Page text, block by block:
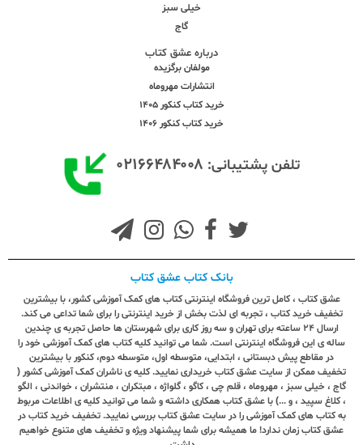
خیلی سبز
گاج
درباره عشق کتاب
مولفان برگزیده
انتشارات مهروماه
خرید کتاب کنکور 1405
خرید کتاب کنکور 1406
تلفن پشتیبانی: ۰۲۱۶۶۴۸۴۰۰۸
بانک کتاب عشق کتاب
عشق کتاب ، کامل ترین فروشگاه اینترنتی کتاب های کمک آموزشی کشور، با بیشترین
تخفیف خرید کتاب ، تجربه ای لذت بخش از خرید اینترنتی را برای شما تداعی می کند.
ارسال ٢٤ ساعته برای تهران و سه روز کاری برای شهرستان ها حاصل تجربه ی چندین
ساله ی این فروشگاه اینترنتی است. شما می توانید کلیه کتاب های کمک آموزشی خود را
در مقاطع پیش دبستانی ، ابتدایی، متوسطه اول، متوسطه دوم، کنکور با بیشترین
تخفیف ممکن از سایت عشق کتاب خریداری نمایید. کلیه ی ناشران کمک آموزشی کشور (
گاج ، خیلی سبز ، مهروماه ، قلم چی ، کاگو ، گلواژه ، مبتکران ، منتشران ، خواندنی ، الگو
، کلاغ سپید ، و ...) با عشق کتاب همکاری داشته و شما می توانید کلیه ی اطلاعات مربوط
به کتاب های کمک آموزشی را در سایت عشق کتاب بررسی نمایید. تخفیف خرید کتاب در
عشق کتاب زمان ندارد! ما همیشه برای شما پیشنهاد ویژه و تخفیف های متنوع خواهیم